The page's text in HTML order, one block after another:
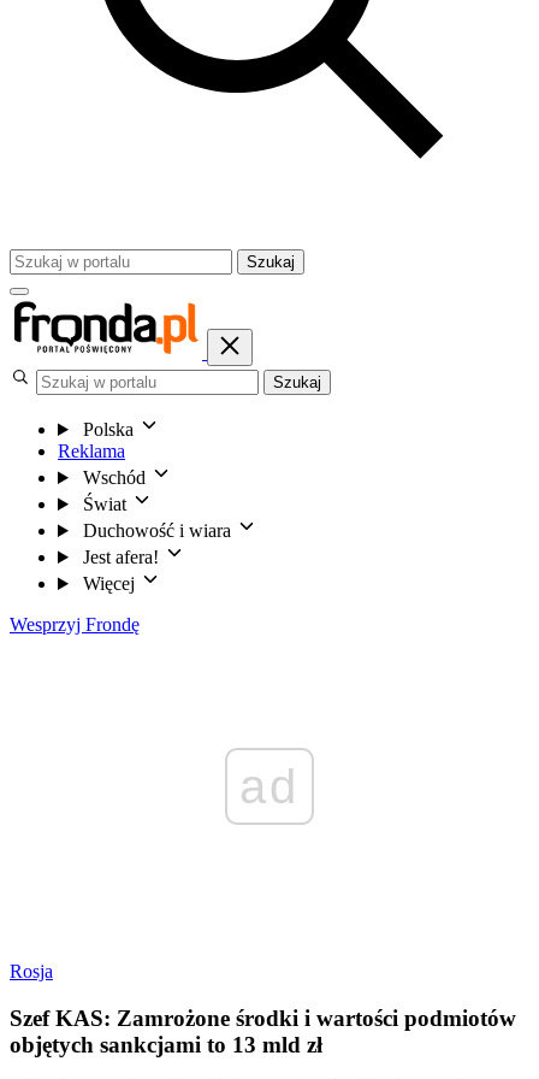
Szukaj
Szukaj
Polska
Reklama
Wschód
Świat
Duchowość i wiara
Jest afera!
Więcej
Wesprzyj Frondę
ad
Rosja
Szef KAS: Zamrożone środki i wartości podmiotów
objętych sankcjami to 13 mld zł